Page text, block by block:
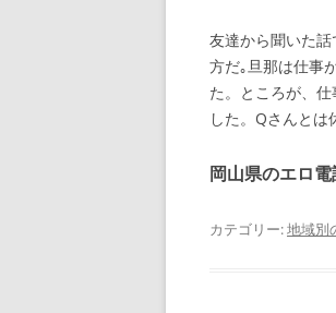
友達から聞いた
方だ｡旦那は仕事
た。ところが、
した。Qさんとは
岡山県のエロ
カテゴリー:地域別